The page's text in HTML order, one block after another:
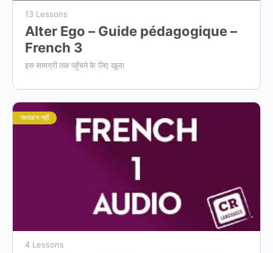
13 Lessons
Alter Ego – Guide pédagogique –
French 3
इस सामग्री तक पहुँचने के लिए खुला
नामांकन नहीं
4 Lessons